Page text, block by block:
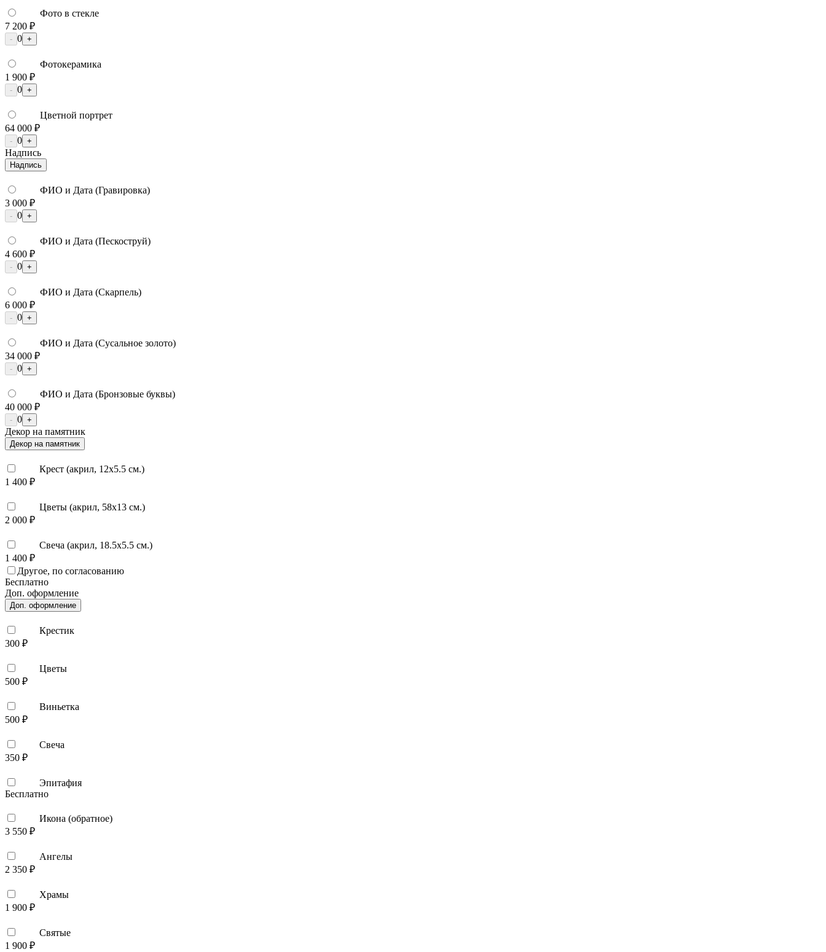
Фото в стекле
7 200 ₽
- 0 +
Фотокерамика
1 900 ₽
- 0 +
Цветной портрет
64 000 ₽
- 0 +
Надпись
Надпись
ФИО и Дата (Гравировка)
3 000 ₽
- 0 +
ФИО и Дата (Пескоструй)
4 600 ₽
- 0 +
ФИО и Дата (Скарпель)
6 000 ₽
- 0 +
ФИО и Дата (Сусальное золото)
34 000 ₽
- 0 +
ФИО и Дата (Бронзовые буквы)
40 000 ₽
- 0 +
Декор на памятник
Декор на памятник
Крест (акрил, 12х5.5 см.)
1 400 ₽
Цветы (акрил, 58х13 см.)
2 000 ₽
Свеча (акрил, 18.5х5.5 см.)
1 400 ₽
Другое, по согласованию
Бесплатно
Доп. оформление
Доп. оформление
Крестик
300 ₽
Цветы
500 ₽
Виньетка
500 ₽
Свеча
350 ₽
Эпитафия
Бесплатно
Икона (обратное)
3 550 ₽
Ангелы
2 350 ₽
Храмы
1 900 ₽
Святые
1 900 ₽